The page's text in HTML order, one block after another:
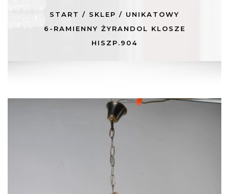
START / SKLEP / UNIKATOWY
6-RAMIENNY ŻYRANDOL KLOSZE
HISZP.904